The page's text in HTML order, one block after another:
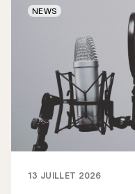
13 JUILLET 2026
NEWS